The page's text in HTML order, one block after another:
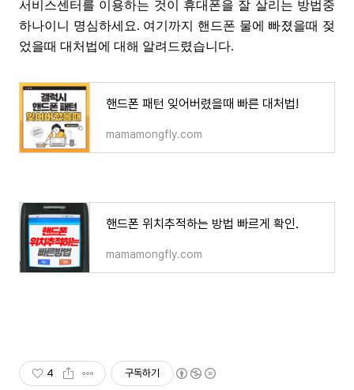
서비스센터를 이용하는 것이 휴대폰을 잘 살리는 방법중
하나이니 명심하세요. 여기까지 핸드폰 물에 빠졌을때 젖
었을때 대처법에 대해 알려드렸습니다.
핸드폰 패턴 잊어버렸을때 빠른 대처법!
mamamongfly.com
핸드폰 위치추적하는 방법 빠르게 확인.
mamamongfly.com
4 구독하기